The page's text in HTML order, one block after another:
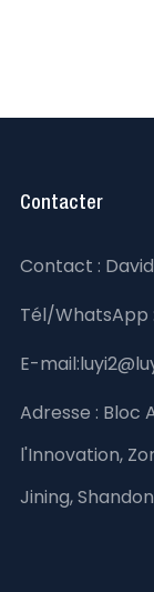
Contacter
Contact :
Tél/WhatsApp
E-
Adresse : Bloc
l'Innovation,
Jining,